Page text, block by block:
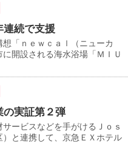
続で支援
「ｎｅｗｃａｌ（ニューカ
開設される海水浴場「ＭＩＵ
実証第２弾
ービスなどを手がけるＪｏｓ
と連携して、京急ＥＸホテル